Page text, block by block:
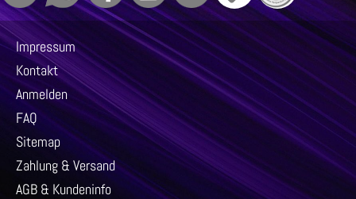
Impressum
Kontakt
Anmelden
FAQ
Sitemap
Zahlung & Versand
AGB & Kundeninfo